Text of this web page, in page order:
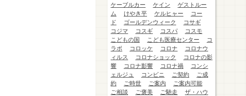
ケーブルカー
ケイン
ゲストルー
ム
けやき平 ケルヒャー
コー
ド
ゴールデンウィーク
コサギ
コジマ
コスギ コスパ
コスモ
こどもの国
こども医療センター
コ
ラボ
コロッケ コロナ
コロナウ
ィルス
コロナショック
コロナの影
響
コロナ影響 コロナ禍
コンシ
ェルジュ
コンビニ ご契約
ご成
約
ご時世 ご案内
ご案内可能
ご相談
ご褒美 ご馳走
ザ・ハウ